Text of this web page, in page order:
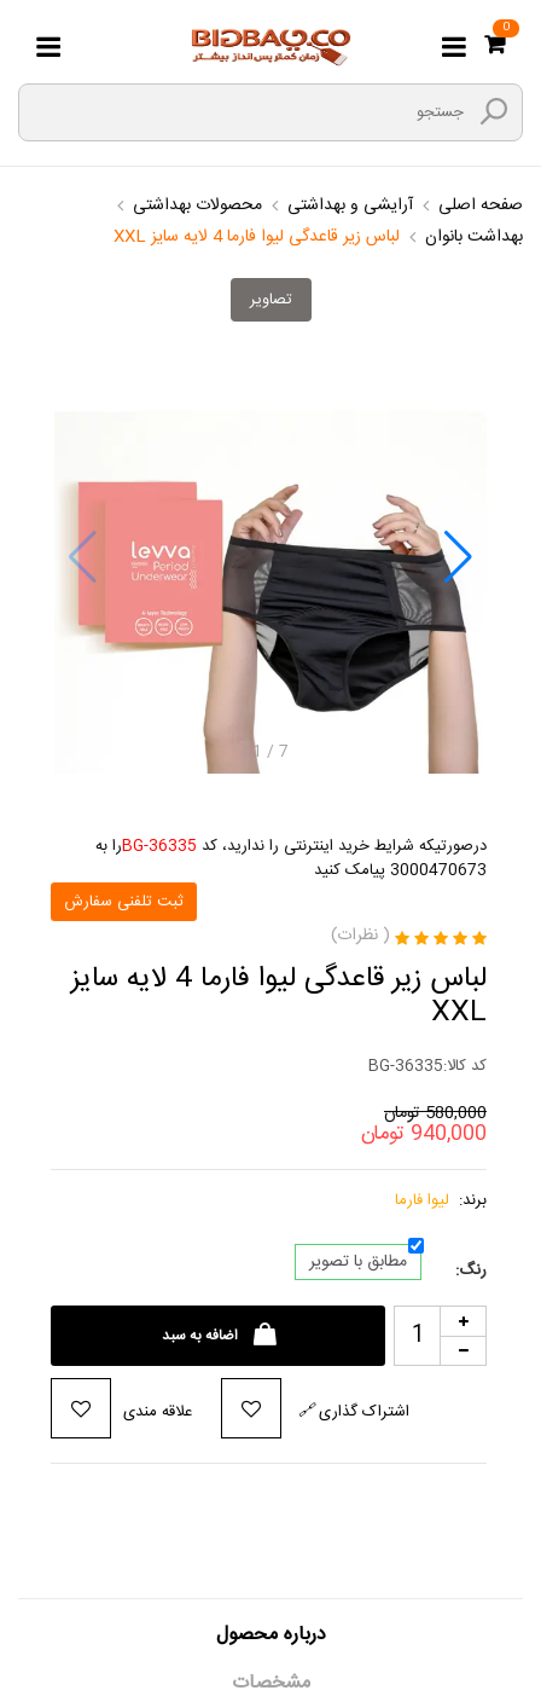
0
صفحه اصلی آرایشی و بهداشتی
محصولات بهداشتی
بهداشت بانوان
لباس زیر قاعدگی لیوا فارما 4 لایه سایز XXL
تصاویر
1 / 7
درصورتیکه شرایط خرید اینترنتی را ندارید، کد BG-36335را به
3000470673 پیامک کنید
ثبت تلفنی سفارش
( نظرات)
لباس زیر قاعدگی لیوا فارما 4 لایه سایز
XXL
کد کالا:BG-36335
580,000تومان
940,000 تومان
برند: لیوا فارما
رنگ: مطابق با تصویر
اضافه به سبد
علاقه مندی 🔗اشتراک گذاری
درباره محصول
مشخصات